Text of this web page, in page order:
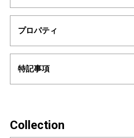
プロパティ
特記事項
Collection